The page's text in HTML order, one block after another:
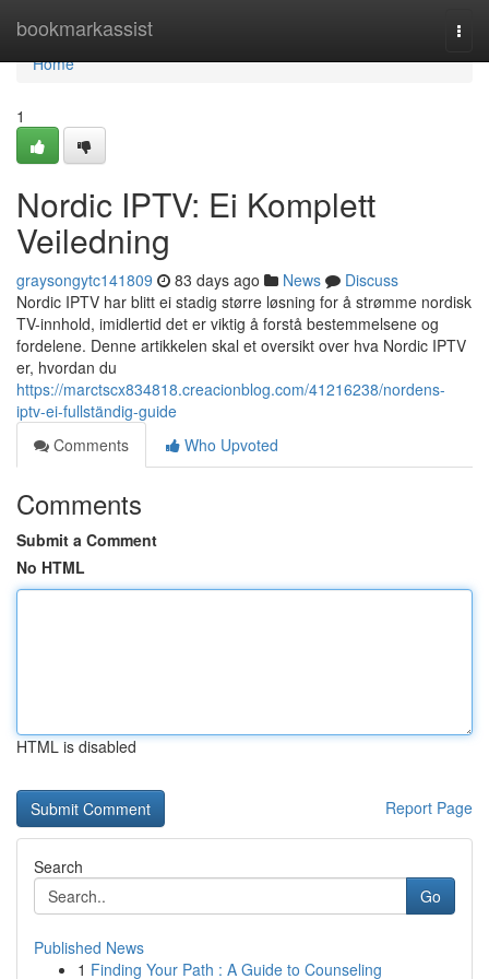
bookmarkassist
Home
Home
1
Nordic IPTV: Ei Komplett
Veiledning
graysongytc141809 83 days ago News
Discuss
Nordic IPTV har blitt ei stadig større løsning for å strømme nordisk
TV-innhold, imidlertid det er viktig å forstå bestemmelsene og
fordelene. Denne artikkelen skal et oversikt over hva Nordic IPTV
er, hvordan du
https://marctscx834818.creacionblog.com/41216238/nordens-
iptv-ei-fullständig-guide
Comments
Who Upvoted
Comments
Submit a Comment
No HTML
HTML is disabled
Report Page
Search
Go
Published News
1 Finding Your Path : A Guide to Counseling